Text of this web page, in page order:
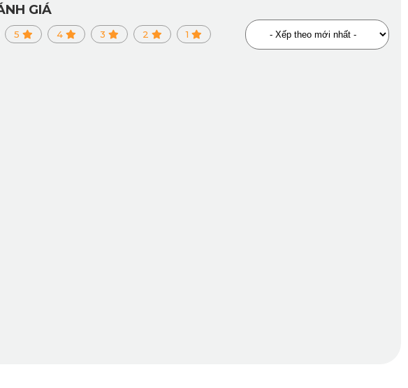
nguyên sinh không chứa chất độc hại. Chất liệu này vô cùng thân thiện với
GIÁ
5 4 3 2 1